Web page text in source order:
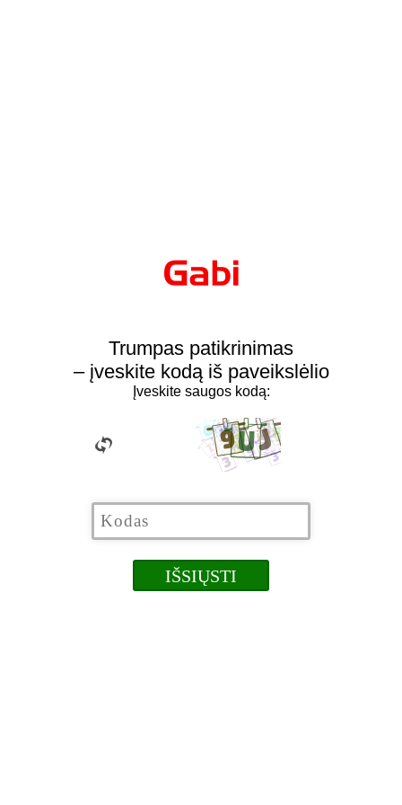
Trumpas patikrinimas
– įveskite kodą iš paveikslėlio
Įveskite saugos kodą: